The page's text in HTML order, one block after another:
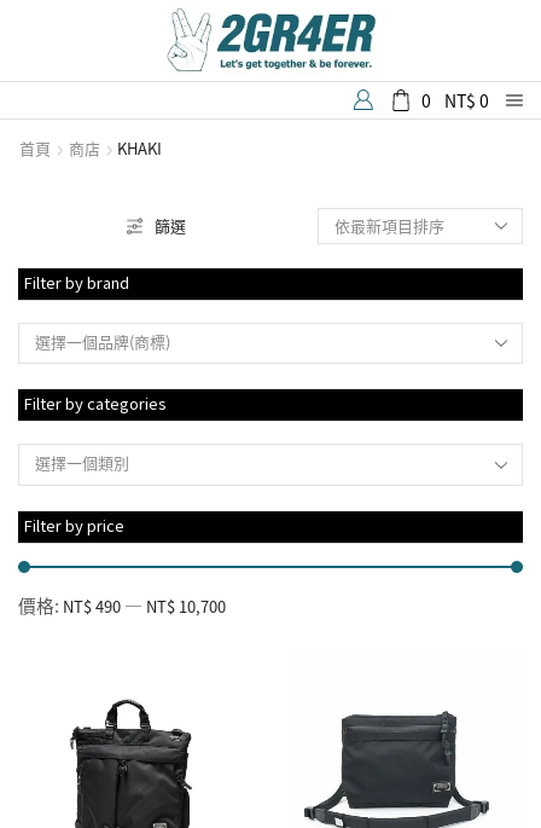
0 NT$ 0
首頁 商店 KHAKI
篩選
Filter by brand
選擇一個品牌(商標)
Filter by categories
選擇一個類別
Filter by price
價格: NT$ 490 — NT$ 10,700